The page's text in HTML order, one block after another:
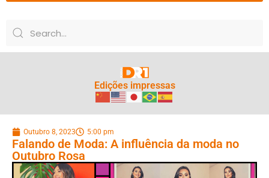
Edições impressas
Outubro 8, 2023 5:00 pm
Falando de Moda: A influência da moda no
Outubro Rosa